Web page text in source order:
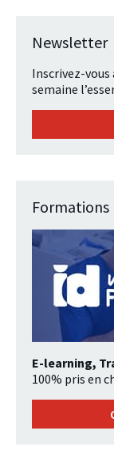
Newsletter
Inscrivez-
semaine
Formations
E-learning,
100% pris en